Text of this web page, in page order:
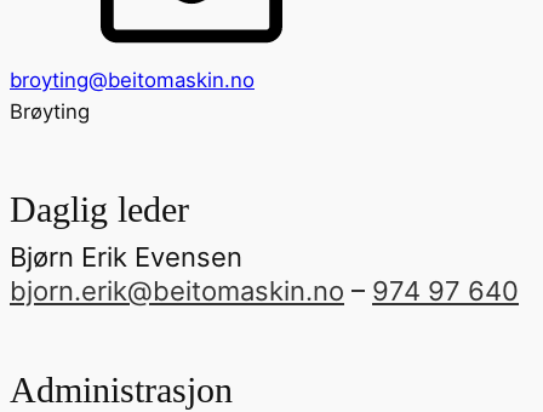
broyting@beitomaskin.no
Brøyting
Daglig leder
Bjørn Erik Evensen
bjorn.erik@beitomaskin.no – 974 97 640
Administrasjon